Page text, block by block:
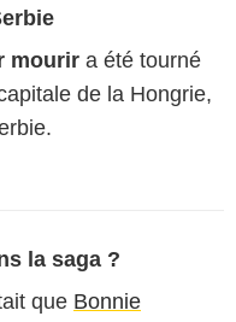
mourir a été tourné
de la Hongrie,
la saga ?
que Bonnie